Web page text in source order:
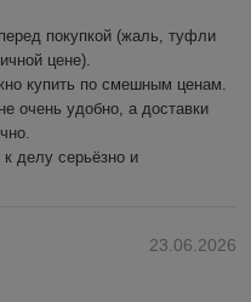
покупкой (жаль, туфли
цене).
купить по смешным ценам.
очень удобно, а доставки
делу серьёзно и
23.06.2026